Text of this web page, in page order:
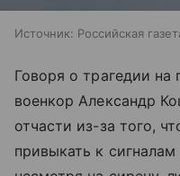
Источник: Российская
Говоря о трагедии на
военкор Александр
отчасти из-за того,
привыкать к